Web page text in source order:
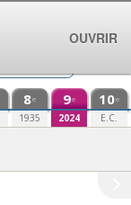
8e
1935
9e
2024
10e
E.C.
OUVRIR